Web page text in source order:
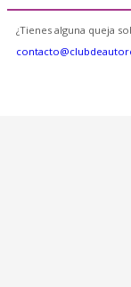
¿Tienes alguna queja